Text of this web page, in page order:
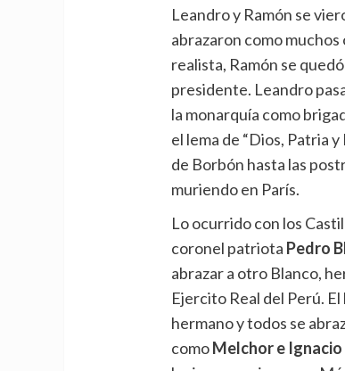
Leandro y Ramón se
abrazaron como
realista, Ramón se
presidente. Leandro
la monarquía como
el lema de “Dios, Patria
de Borbón hasta las
muriendo en París.
Lo ocurrido con los
coronel patriota Pedro
abrazar a otro Blanco,
Ejercito Real del Perú.
hermano y todos se
comoMelchor e